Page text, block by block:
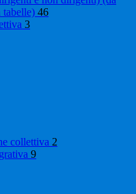
tabelle) 46
3
collettiva 2
9